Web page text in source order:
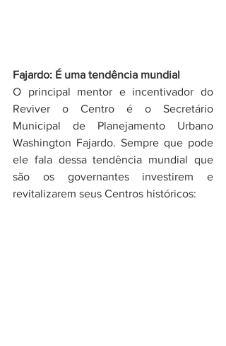
Fajardo: É uma tendência mundial
O principal mentor e incentivador do
Reviver o Centro é o Secretário
Municipal de Planejamento Urbano
Washington Fajardo. Sempre que pode
ele fala dessa tendência mundial que
são os governantes investirem e
revitalizarem seus Centros históricos: